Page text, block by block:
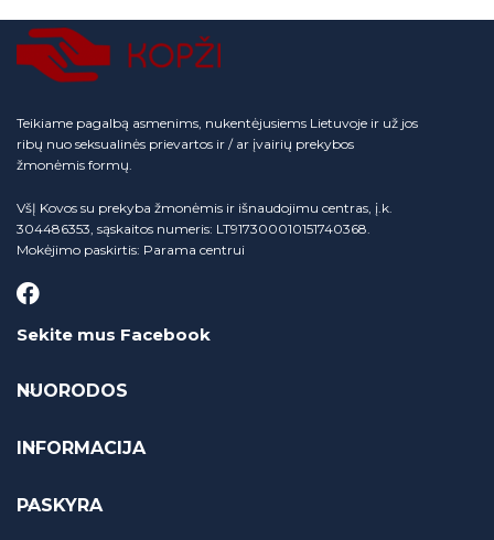
Teikiame pagalbą asmenims, nukentėjusiems Lietuvoje ir už jos
ribų nuo seksualinės prievartos ir / ar įvairių prekybos
žmonėmis formų.
VšĮ Kovos su prekyba žmonėmis ir išnaudojimu centras, į.k.
304486353, sąskaitos numeris: LT917300010151740368.
Mokėjimo paskirtis: Parama centrui
Sekite mus Facebook
NUORODOS
INFORMACIJA
PASKYRA